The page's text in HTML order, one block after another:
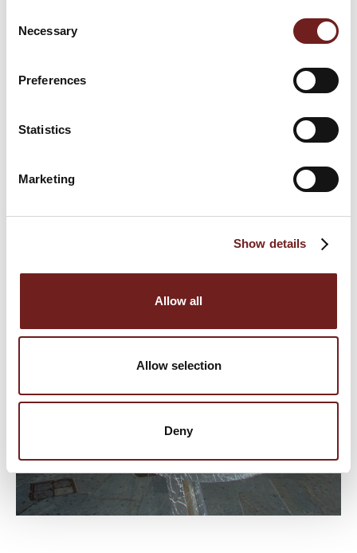
Selection
Necessary
Preferences
Statistics
Marketing
Show details
Allow all
Allow selection
Deny
Inaugurazione Stand Prosciutto di Parma in
18 settembre 2009